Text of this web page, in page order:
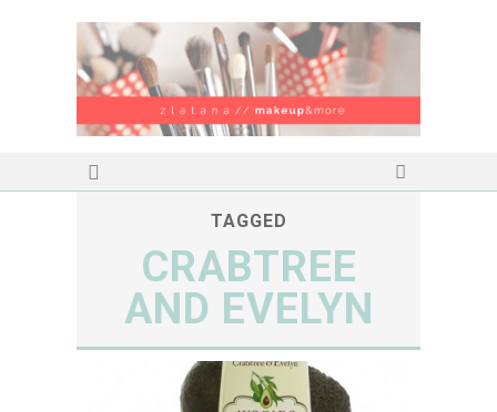
TAGGED
CRABTREE
AND EVELYN